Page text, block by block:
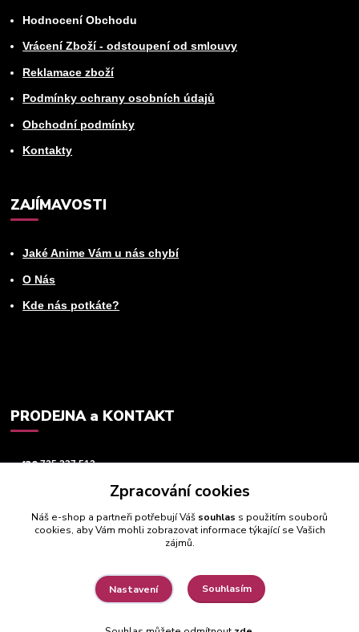
Hodnocení Obchodu
Vrácení Zboží - odstoupení od smlouvy
Reklamace zboží
Podmínky ochrany osobních údajů
Obchodní podmínky
Kontakty
ZAJÍMAVOSTI
Jaké Anime Vám u nás chybí
O Nás
Kde nás potkáte?
PRODEJNA a KONTAKT
+420725 237 512
Zpracování cookies
Náš e-shop a partneři potřebují Váš souhlas s použitím souborů
cookies, aby Vám mohli zobrazovat informace týkající se Vašich
zájmů.
Nastavení Souhlasím